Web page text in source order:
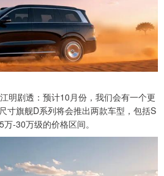
明剧透：预计10月份，我们会有一个更
寸旗舰D系列将会推出两款车型，包括S
-30万级的价格区间。